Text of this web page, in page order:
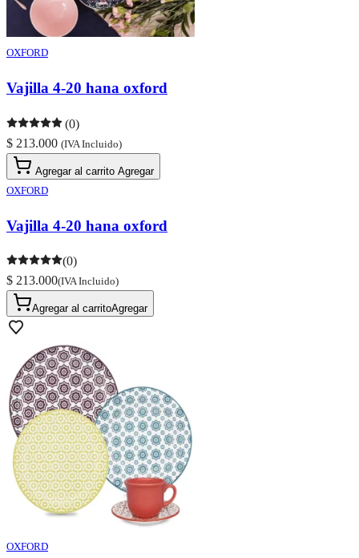
OXFORD
Vajilla 4-20 hana oxford
(0)
$ 213.000 (IVA Incluido)
Agregar al carrito Agregar
OXFORD
Vajilla 4-20 hana oxford
(0)
$ 213.000(IVA Incluido)
Agregar al carritoAgregar
OXFORD